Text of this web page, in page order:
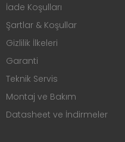
İade Koşulları
Şartlar & Koşullar
Gizlilik İlkeleri
Garanti
Teknik Servis
Montaj ve Bakım
Datasheet ve İndirmeler